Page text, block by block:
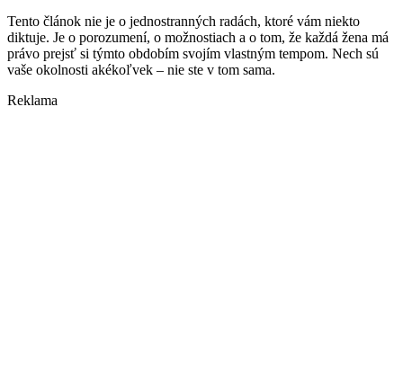
Tento článok nie je o jednostranných radách, ktoré vám niekto
diktuje. Je o porozumení, o možnostiach a o tom, že každá žena má
právo prejsť si týmto obdobím svojím vlastným tempom. Nech sú
vaše okolnosti akékoľvek – nie ste v tom sama.
Reklama